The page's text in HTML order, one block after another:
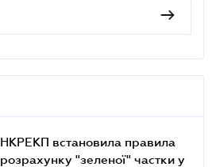
НКРЕКП встановила правила
розрахунку "зеленої" частки у